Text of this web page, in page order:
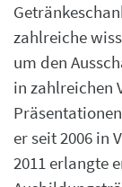
zahlreiche
um den
in zahlreichen
er seit 2006 in
2011 erlangte